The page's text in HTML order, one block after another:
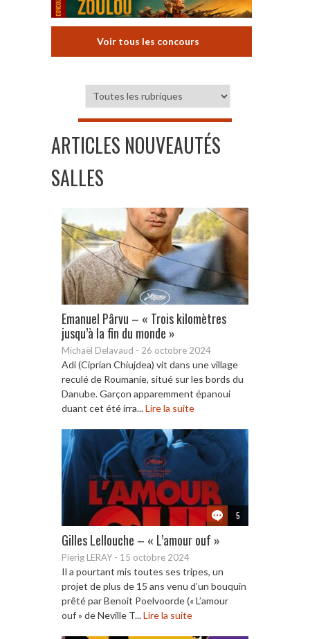
Voir tous les concours
ARTICLES NOUVEAUTÉS
SALLES
Emanuel Pârvu – « Trois kilomètres
jusqu’à la fin du monde »
Michaël Delavaud - 26 octobre 2024
Adi (Ciprian Chiujdea) vit dans une village
reculé de Roumanie, situé sur les bords du
Danube. Garçon apparemment épanoui
duant cet été irra...Lire la suite
5
Gilles Lellouche – « L’amour ouf »
Pierig LERAY - 15 octobre 2024
Il a pourtant mis toutes ses tripes, un
projet de plus de 15 ans venu d’un bouquin
prêté par Benoit Poelvoorde (« L’amour
ouf » de Neville T...Lire la suite